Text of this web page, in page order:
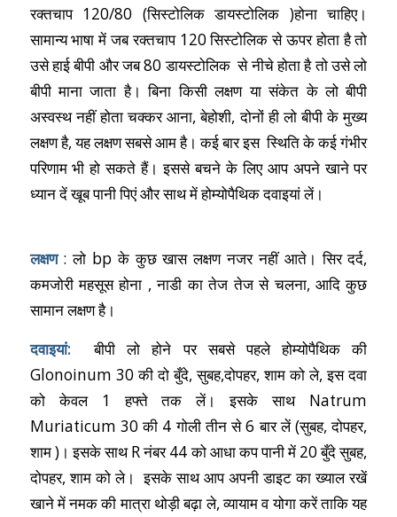
रक्तचाप 120/80 (सिस्टोलिक डायस्टोलिक )होना चाहिए।
सामान्य भाषा में जब रक्तचाप 120 सिस्टोलिक से ऊपर होता है तो
उसे हाई बीपी और जब 80 डायस्टोलिक से नीचे होता है तो उसे लो
बीपी माना जाता है। बिना किसी लक्षण या संकेत के लो बीपी
अस्वस्थ नहीं होता चक्कर आना, बेहोशी, दोनों ही लो बीपी के मुख्य
लक्षण है, यह लक्षण सबसे आम है। कई बार इस स्थिति के कई गंभीर
परिणाम भी हो सकते हैं।इससे बचने के लिए आप अपने खाने पर
ध्यान दें खूब पानी पिएं और साथ में होम्योपैथिक दवाइयां लें।
लक्षण: लो bp के कुछ खास लक्षण नजर नहीं आते। सिर दर्द,
कमजोरी महसूस होना , नाडी का तेज तेज से चलना, आदि कुछ
सामान लक्षण है।
दवाइयां:
बीपी लो होने पर सबसे पहले होम्योपैथिक की
Glonoinum 30 की दो बुँदे, सुबह,दोपहर, शाम को ले,इस दवा
को केवल 1 हफ्ते तक लें।
इसके साथ Natrum
Muriaticum 30 की 4 गोली तीन से 6 बार लें (सुबह, दोपहर,
शाम )। इसके साथ R नंबर 44 को आधा कप पानी में 20 बुँदे सुबह,
दोपहर, शाम को ले। इसके साथ आप अपनी डाइट का ख्याल रखें
खाने में नमक की मात्रा थोड़ी बढ़ा ले, व्यायाम व योगा करें ताकि यह